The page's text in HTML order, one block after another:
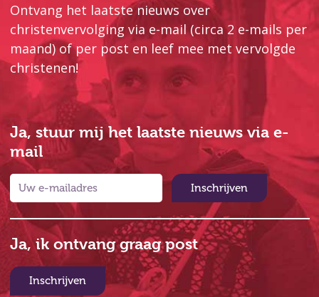
Ontvang het laatste nieuws over
christenvervolging via e-mail (circa 2 e-mails per
maand) of per post en leef mee met vervolgde
christenen!
Ja, stuur mij het laatste nieuws via e-
mail
Inschrijven
Ja, ik ontvang graag post
Inschrijven